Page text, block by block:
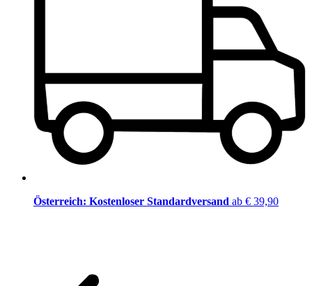
Österreich: Kostenloser Standardversand ab € 39,90